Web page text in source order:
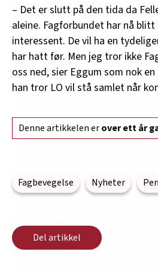
– Det er slutt på den tida da
aleine. Fagforbundet har nå
interessent. De vil ha en
har hatt før. Men jeg tror ikke
oss ned, sier Eggum som nok
han tror LO vil stå samlet når
Denne artikkelen erover ett år
Fagbevegelse Nyheter
Del artikkel